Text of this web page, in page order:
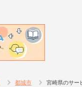
都城市 宮崎県のサー